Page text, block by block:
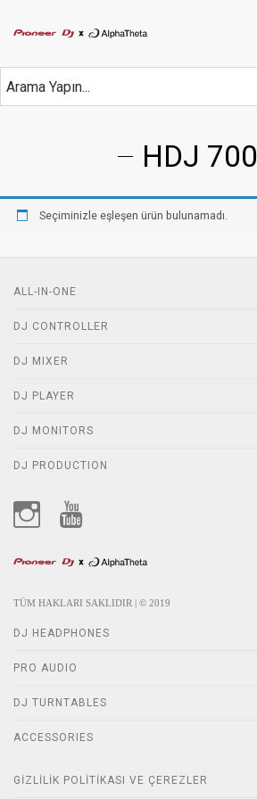
HDJ 700
Seçiminizle eşleşen ürün bulunamadı.
TÜM HAKLARI SAKLIDIR | © 2019
ALL-IN-ONE
DJ CONTROLLER
DJ MIXER
DJ PLAYER
DJ MONITORS
DJ PRODUCTION
DJ HEADPHONES
PRO AUDIO
DJ TURNTABLES
ACCESSORIES
GIZLILIK POLITIKASI VE ÇEREZLER